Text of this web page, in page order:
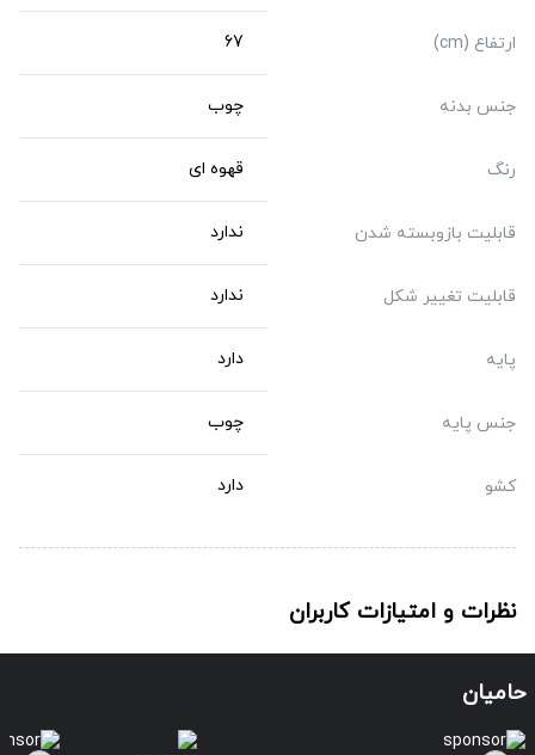
ارتفاع (cm) 67
جنس بدنه چوب
رنگ قهوه ای
قابلیت بازوبسته شدن ندارد
قابلیت تغییر شکل ندارد
پایه دارد
جنس پایه چوب
کشو دارد
نظرات و امتیازات کاربران
حامیان